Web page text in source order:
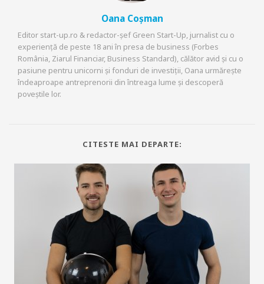
Oana Coșman
Editor start-up.ro & redactor-șef Green Start-Up, jurnalist cu o
experiență de peste 18 ani în presa de business (Forbes
România, Ziarul Financiar, Business Standard), călător avid și cu o
pasiune pentru unicorni și fonduri de investiții, Oana urmărește
îndeaproape antreprenorii din întreaga lume și descoperă
poveștile lor.
CITESTE MAI DEPARTE: